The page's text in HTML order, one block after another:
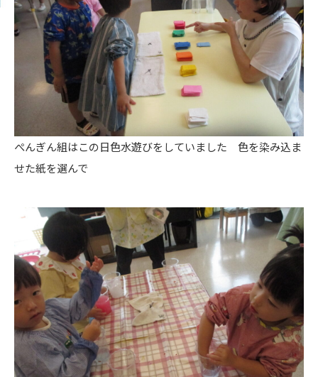
ぺんぎん組はこの日色水遊びをしていました 色を染み込ま
せた紙を選んで